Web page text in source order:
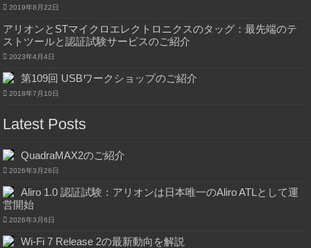
2019年8月22日
アリオンとSTマイクロエレクトロニクスのタッグ：最先端のテ
ストツールと認証試験サービスのご紹介
2023年4月4日
第109回 USBワークショップのご紹介
2018年7月10日
Latest Posts
QuadraMAX2のご紹介
2026年3月26日
Aliro 1.0 認証試験：アリオンは日本唯一のAliro ATLとして運
営開始
2026年3月6日
Wi-Fi 7 Release 2の最新動向を解説